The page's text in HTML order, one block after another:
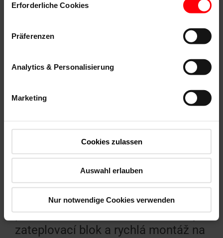
Erforderliche Cookies
Präferenzen
Analytics & Personalisierung
Marketing
Cookies zulassen
Auswahl erlauben
Nur notwendige Cookies verwenden
"Líbí se mi zejména dokonale
sladěné systémové komponenty,
předmontované montážní úhelníky a
zateplovací blok a rychlá montáž na